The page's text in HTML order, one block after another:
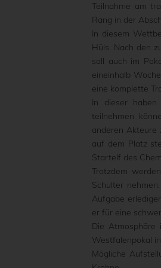
Teilnahme am
Rang in der
In diesem
Hüls. Nach den
soll auch im
eineinhalb
eine komplette
In dieser haben
teilnehmen
anderen Akteure
auf dem Platz
Startelf des
Trotzdem
Schulter
Aufgabe
er für eine
Die
Westfalenpokal
Mögliche